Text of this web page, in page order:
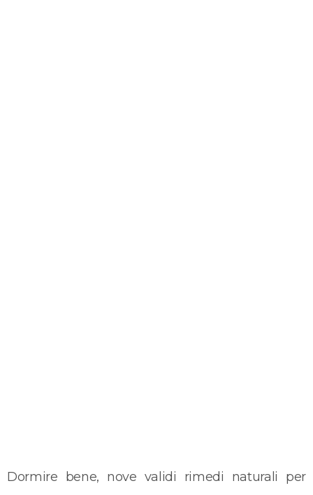
Dormire bene, nove validi rimedi naturali per